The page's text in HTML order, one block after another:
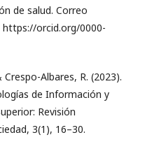
de salud. Correo
https://orcid.org/0000-
Albares, R. (2023).
de Información y
Revisión
3(1), 16–30.